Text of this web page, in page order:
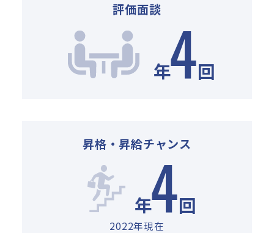
評価面談
年4回
昇格・昇給チャンス
年4回
2022年現在